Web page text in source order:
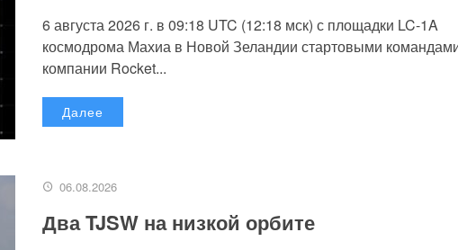
6 августа 2026 г. в 09:18 UTC (12:18 мск) с площадки LC-1A
космодрома Махиа в Новой Зеландии стартовыми
компании Rocket...
Далее
06.08.2026
Два TJSW на низкой орбите